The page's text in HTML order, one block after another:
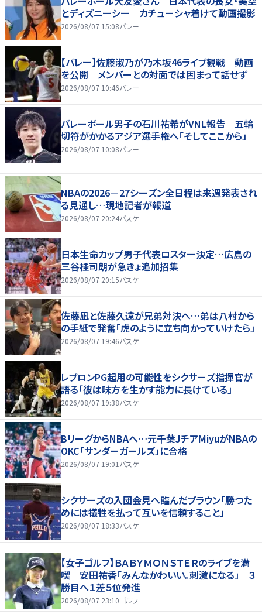
とディズニーシー カチューシャ着けて動画撮影
2026/08/07 15:08バレー
【バレー】佐藤淑乃が乃木坂46ライブ観戦 動画
を公開 メンバーとの対面では固まって話せず
2026/08/07 10:46バレー
バレーボール男子の石川祐希がVNL報告 五輪
切符がかかるアジア選手権へ「そしてここから」
2026/08/07 10:08バレー
NBAの2026－27シーズン全日程は来週発表され
る見通し…現地記者が報道
2026/08/07 20:24バスケ
日本生命カップ男子代表ロスター決定…広島の
三谷桂司朗が急きょ追加招集
2026/08/07 20:15バスケ
佐藤凪と佐藤久遠が兄弟対決へ…弟は八村から
の手紙で発奮「虎のように立ち向かっていけたら」
2026/08/07 19:46バスケ
レブロンPG起用の可能性をシクサーズ指揮官が
語る「彼は味方を生かす能力に長けている」
2026/08/07 19:38バスケ
BリーグからNBAへ…元千葉JチアMiyuがNBAの
OKC「サンダーガールズ」に合格
2026/08/07 19:01 バスケ
シクサーズの入団会見へ臨んだブラウン「勝つた
めには犠牲を払って互いを信頼すること」
2026/08/07 18:33バスケ
【女子ゴルフ】ＢＡＢＹＭＯＮＳＴＥＲのライブを満
喫 安田祐香「みんなかわいい。刺激になる」 ３
勝目へ１差５位発進
2026/08/07 23:10ゴルフ